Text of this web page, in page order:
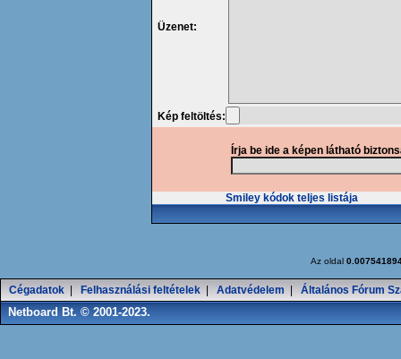
Üzenet:
Kép feltöltés:
Írja be ide a képen látható
Smiley kódok teljes listája
Az oldal
Cégadatok Felhasználási feltételek Adatvédelem Általános Fórum
Netboard Bt. © 2001-2023.